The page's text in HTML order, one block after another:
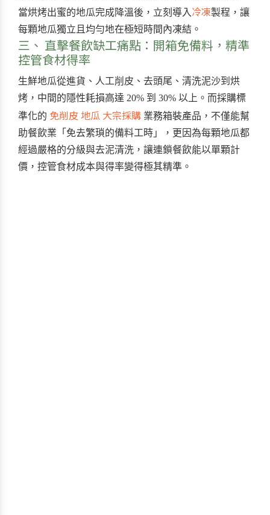
當烘烤出蜜的地瓜完成降溫後，立刻導入 冷凍製程，讓
每顆地瓜獨立且均勻地在極短時間內凍結。
三、 直擊餐飲缺工痛點：開箱免備料，精準
控管食材得率
生鮮地瓜從進貨、人工削皮、去頭尾、清洗泥沙到烘
烤，中間的隱性耗損高達 20% 到 30% 以上。而採購標
準化的 免削皮 地瓜 大宗採購 業務箱裝產品，不僅能幫
助餐飲業「免去繁瑣的備料工時」，更因為每顆地瓜都
經過嚴格的分級與去泥清洗，讓連鎖餐飲能以單顆計
價，控管食材成本與得率變得極其精準。